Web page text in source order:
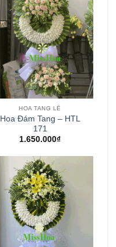
HOA TANG LỄ
Hoa Đám Tang – HTL
171
1.650.000₫